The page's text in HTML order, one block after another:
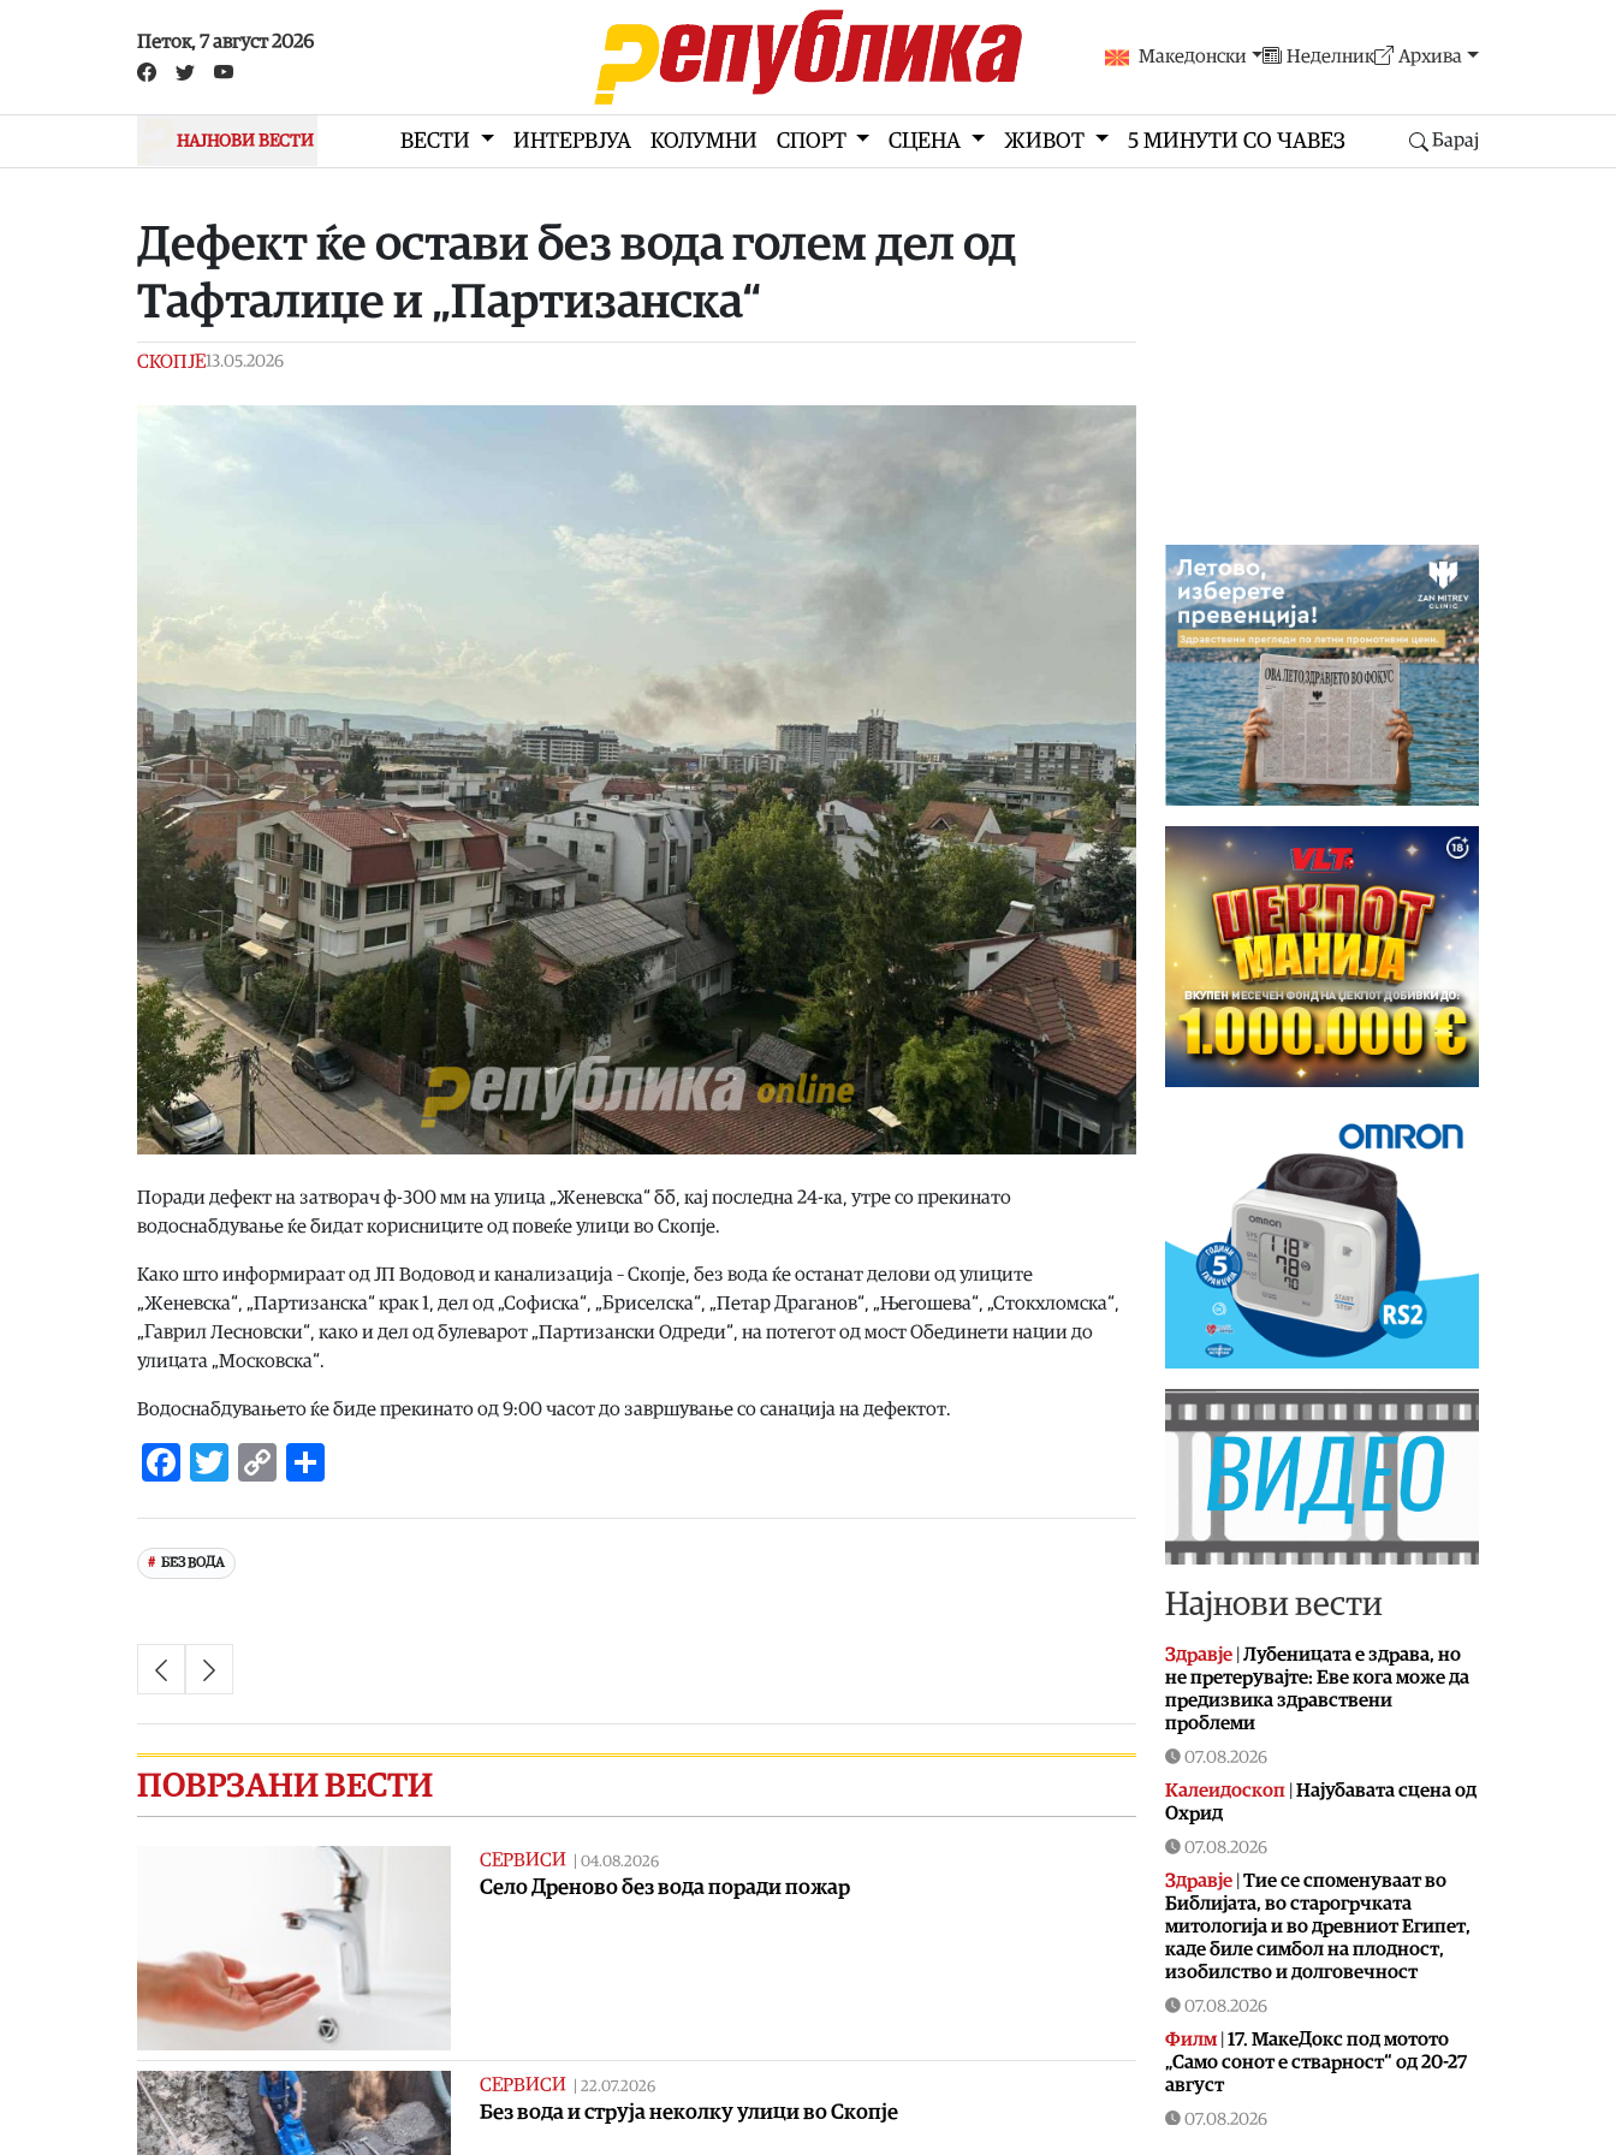
Петок, 7 август 2026
Македонски Неделник Архива
НАЈНОВИ ВЕСТИ ВЕСТИ ИНТЕРВЈУА КОЛУМНИ СПОРТ СЦЕНА ЖИВОТ 5 МИНУТИ СО ЧАВЕЗ Барај
Дефект ќе остави без вода голем дел од
Тафталиџе и „Партизанска“
СКОПЈЕ13.05.2026
Поради дефект на затворач ф-300 мм на улица „Женевска“ бб, кај последна 24-ка, утре со прекинато
водоснабдување ќе бидат корисниците од повеќе улици во Скопје.
Како што информираат од ЈП Водовод и канализација – Скопје, без вода ќе останат делови од улиците
„Женевска“, „Партизанска“ крак 1, дел од „Софиска“, „Бриселска“, „Петар Драганов“, „Његошева“, „Стокхломска“,
„Гаврил Лесновски“, како и дел од булеварот „Партизански Одреди“, на потегот од мост Обединети нации до
улицата „Московска“.
Водоснабдувањето ќе биде прекинато од 9:00 часот до завршување со санација на дефектот.
Facebook
Twitter
Copy
БЕЗ ВОДА
ПОВРЗАНИ ВЕСТИ
СЕРВИСИ | 04.08.2026
Село Дреново без вода поради пожар
СЕРВИСИ | 22.07.2026
Без вода и струја неколку улици во Скопје
Најнови вести
Здравје | Лубеницата е здрава, но
не претерувајте: Еве кога може да
предизвика здравствени
проблеми
07.08.2026
Калеидоскоп | Најубавата сцена од
Охрид
07.08.2026
Здравје | Тие се споменуваат во
Библијата, во старогрчката
митологија и во древниот Египет,
каде биле симбол на плодност,
изобилство и долговечност
07.08.2026
Филм | 17. МакеДокс под мотото
„Само сонот е стварност“ од 20-27
август
07.08.2026